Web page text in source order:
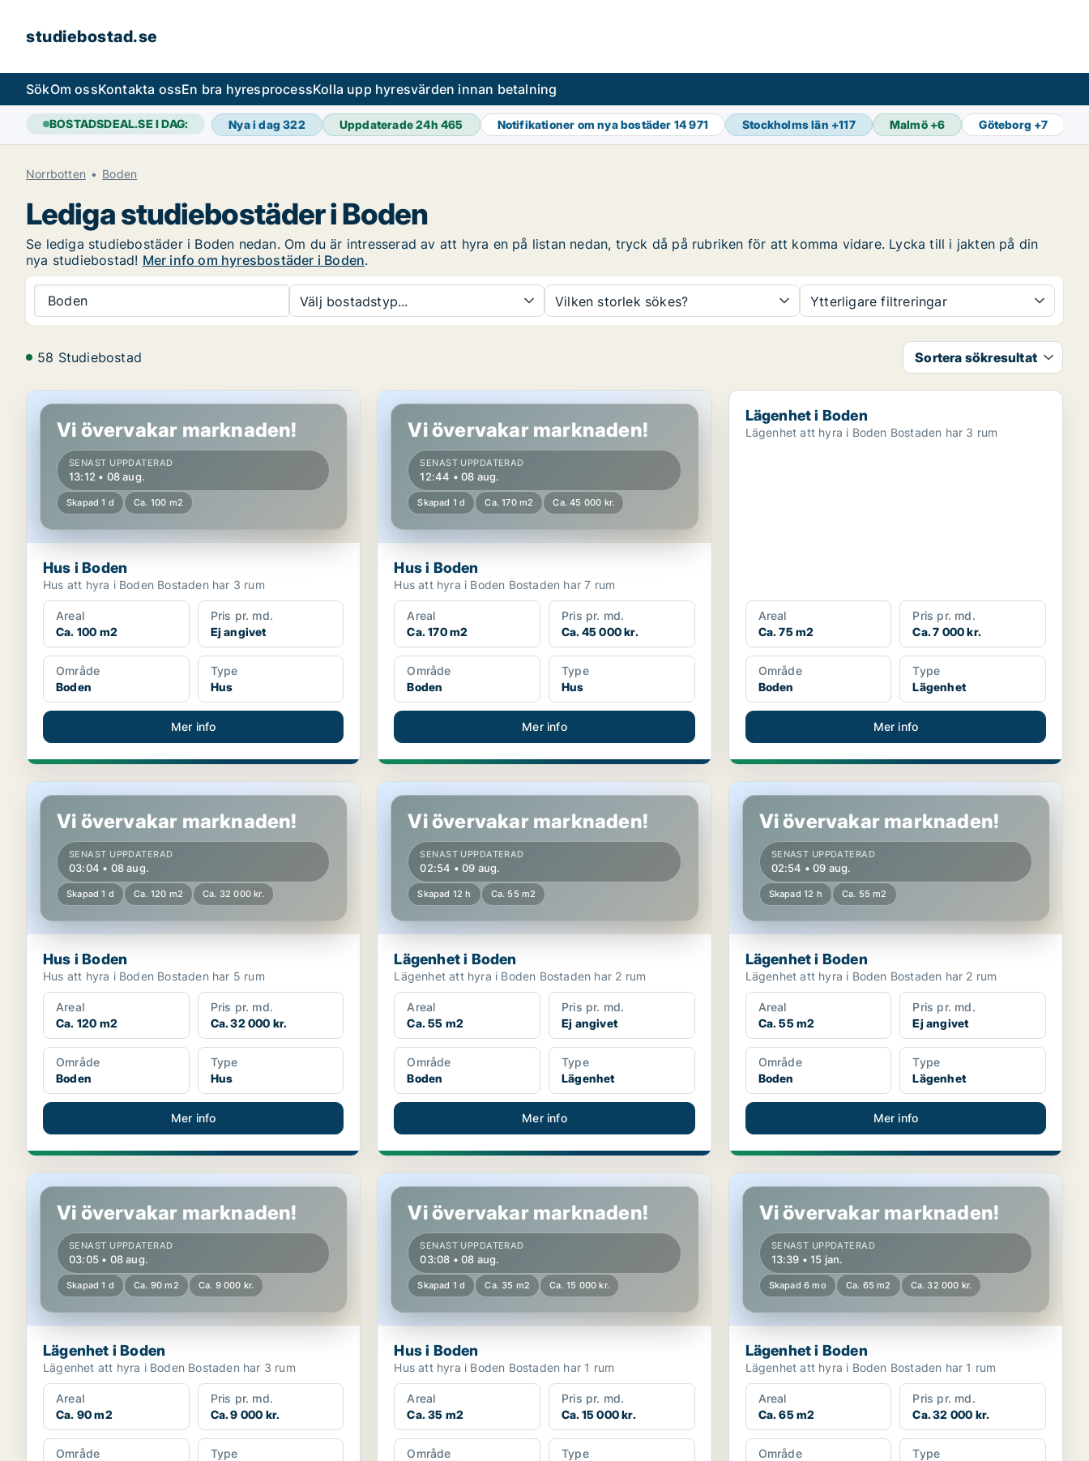
studiebostad.se
SökOm ossKontakta ossEn bra hyresprocessKolla upp hyresvärden innan betalning
BOSTADSDEAL.SE I DAG: Nya i dag322 Uppdaterade 24h465 Notifikationer om nya bostäder 14 971 Stockholms län +117 Malmö+6 Göteborg +7
Norrbotten Boden
Lediga studiebostäder i Boden
Se lediga studiebostäder i Boden nedan. Om du är intresserad av att hyra en på listan nedan, tryck då på rubriken för att komma vidare. Lycka till i jakten på din
nya studiebostad! Mer info om hyresbostäder i Boden.
Boden Välj bostadstyp... Vilken storlek sökes? Ytterligare filtreringar
58 Studiebostad Sortera sökresultat
Hus i Boden
Vi övervakar marknaden!
SENAST UPPDATERAD
13:12 • 08 aug.
Skapad 1 d Ca. 100 m2
Hus i Boden
Hus att hyra i Boden Bostaden har 3 rum
Areal
Ca. 100 m2
Pris pr. md.
Ej angivet
Område
Boden
Type
Hus
Mer info
Hus i Boden
Vi övervakar marknaden!
SENAST UPPDATERAD
12:44 • 08 aug.
Skapad 1 d Ca. 170 m2 Ca. 45 000 kr.
Hus i Boden
Hus att hyra i Boden Bostaden har 7 rum
Areal
Ca. 170 m2
Pris pr. md.
Ca. 45 000 kr.
Område
Boden
Type
Hus
Mer info
Lägenhet i Boden
Lägenhet i Boden
Lägenhet att hyra i Boden Bostaden har 3 rum
Areal
Ca. 75 m2
Pris pr. md.
Ca. 7 000 kr.
Område
Boden
Type
Lägenhet
Mer info
Hus i Boden
Vi övervakar marknaden!
SENAST UPPDATERAD
03:04 • 08 aug.
Skapad 1 d Ca. 120 m2 Ca. 32 000 kr.
Hus i Boden
Hus att hyra i Boden Bostaden har 5 rum
Areal
Ca. 120 m2
Pris pr. md.
Ca. 32 000 kr.
Område
Boden
Type
Hus
Mer info
Lägenhet i Boden
Vi övervakar marknaden!
SENAST UPPDATERAD
02:54 • 09 aug.
Skapad 12 h Ca. 55 m2
Lägenhet i Boden
Lägenhet att hyra i Boden Bostaden har 2 rum
Areal
Ca. 55 m2
Pris pr. md.
Ej angivet
Område
Boden
Type
Lägenhet
Mer info
Lägenhet i Boden
Vi övervakar marknaden!
SENAST UPPDATERAD
02:54 • 09 aug.
Skapad 12 h Ca. 55 m2
Lägenhet i Boden
Lägenhet att hyra i Boden Bostaden har 2 rum
Areal
Ca. 55 m2
Pris pr. md.
Ej angivet
Område
Boden
Type
Lägenhet
Mer info
Lägenhet i Boden
Vi övervakar marknaden!
SENAST UPPDATERAD
03:05 • 08 aug.
Skapad 1 d Ca. 90 m2 Ca. 9 000 kr.
Lägenhet i Boden
Lägenhet att hyra i Boden Bostaden har 3 rum
Areal
Ca. 90 m2
Pris pr. md.
Ca. 9 000 kr.
Område
Type
Hus i Boden
Vi övervakar marknaden!
SENAST UPPDATERAD
03:08 • 08 aug.
Skapad 1 d Ca. 35 m2 Ca. 15 000 kr.
Hus i Boden
Hus att hyra i Boden Bostaden har 1 rum
Areal
Ca. 35 m2
Pris pr. md.
Ca. 15 000 kr.
Område
Type
Lägenhet i Boden
Vi övervakar marknaden!
SENAST UPPDATERAD
13:39 • 15 jan.
Skapad 6 mo Ca. 65 m2 Ca. 32 000 kr.
Lägenhet i Boden
Lägenhet att hyra i Boden Bostaden har 1 rum
Areal
Ca. 65 m2
Pris pr. md.
Ca. 32 000 kr.
Område
Type